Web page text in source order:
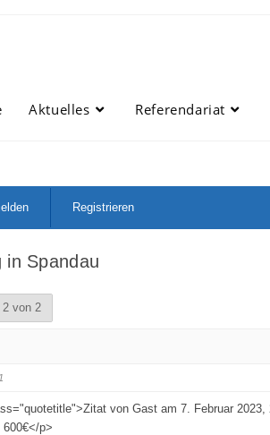
Aktuelles Referendariat
Registrieren
in Spandau
2 von 2
von Gast am 7. Februar 2023,
p>